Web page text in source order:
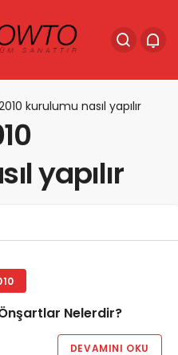
kurulumu nasıl yapılır
yapılır
Nelerdir?
DEVAMINI OKU